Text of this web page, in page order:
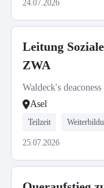
24.07.2026
Leitung
ZWA
Waldeck's
Asel
Teilzeit
25.07.2026